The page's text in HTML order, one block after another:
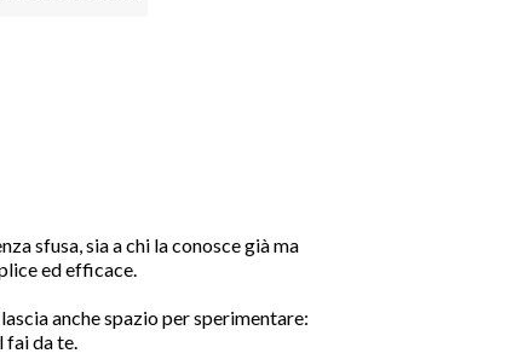
sfusa, sia a chi la conosce già ma
ed efficace.
anche spazio per sperimentare:
da te.